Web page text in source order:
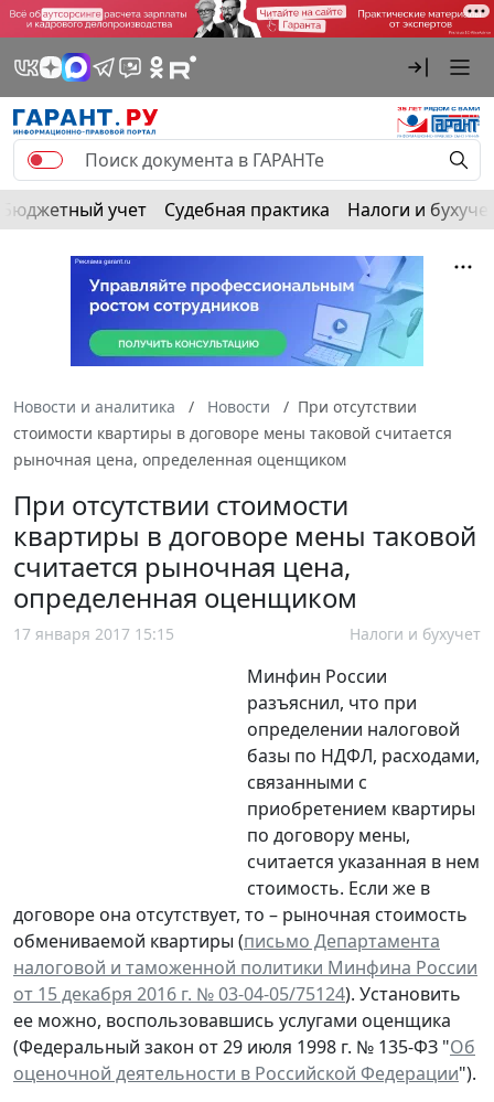
Бюджетный учет Судебная практика Налоги и
Новости и аналитика Новости
При отсутствии
стоимости квартиры в договоре мены таковой считается
рыночная цена, определенная оценщиком
При отсутствии стоимости
квартиры в договоре мены таковой
считается рыночная цена,
определенная оценщиком
17 января 2017 15:15 Налоги и бухучет
Минфин России
разъяснил, что при
определении налоговой
базы по НДФЛ, расходами,
связанными с
приобретением квартиры
по договору мены,
считается указанная в нем
стоимость. Если же в
договоре она отсутствует, то – рыночная стоимость
обмениваемой квартиры (письмо Департамента
налоговой и таможенной политики Минфина России
от 15 декабря 2016 г. № 03-04-05/75124). Установить
ее можно, воспользовавшись услугами оценщика
(Федеральный закон от 29 июля 1998 г. № 135-ФЗ "Об
оценочной деятельности в Российской Федерации").